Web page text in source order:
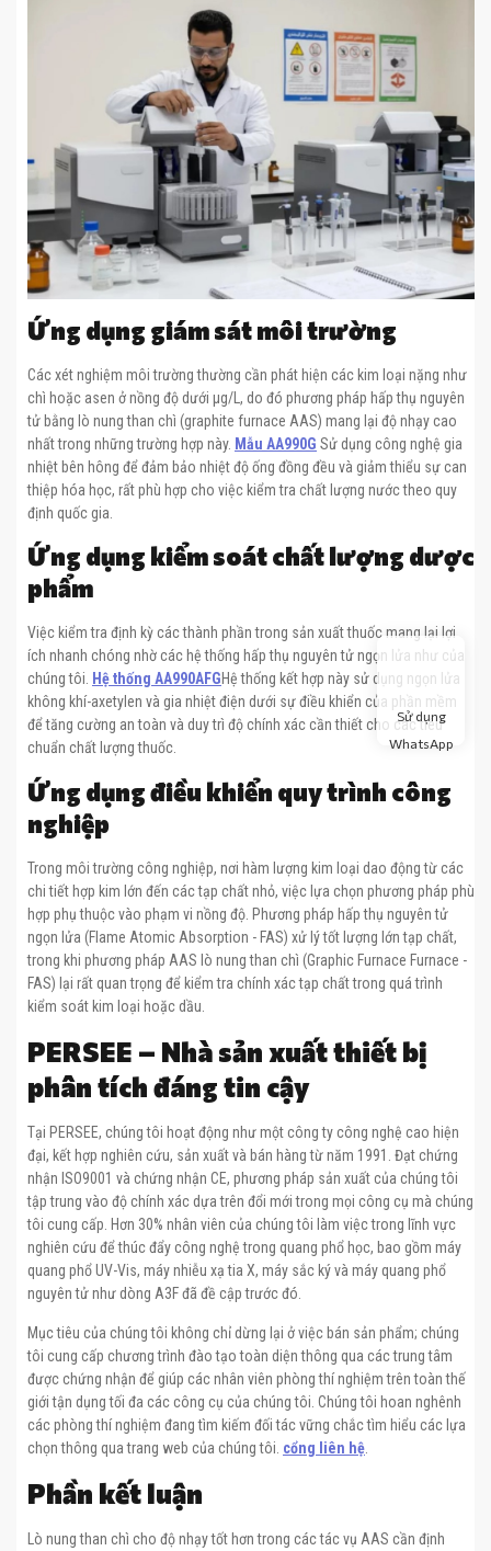
Ứng dụng giám sát môi trường
Các xét nghiệm môi trường thường cần phát hiện các kim loại nặng như
chì hoặc asen ở nồng độ dưới µg/L, do đó phương pháp hấp thụ nguyên
tử bằng lò nung than chì (graphite furnace AAS) mang lại độ nhạy cao
nhất trong những trường hợp này. Mẫu AA990G Sử dụng công nghệ gia
nhiệt bên hông để đảm bảo nhiệt độ ống đồng đều và giảm thiểu sự can
thiệp hóa học, rất phù hợp cho việc kiểm tra chất lượng nước theo quy
định quốc gia.
Ứng dụng kiểm soát chất lượng dược
phẩm
Việc kiểm tra định kỳ các thành phần trong sản xuất thuốc mang lại lợi
ích nhanh chóng nhờ các hệ thống hấp thụ nguyên tử ngọn lửa như của
chúng tôi. Hệ thống AA990AFGHệ thống kết hợp này sử dụng ngọn lửa
không khí-axetylen và gia nhiệt điện dưới sự điều khiển của phần mềm
để tăng cường an toàn và duy trì độ chính xác cần thiết cho các tiêu
chuẩn chất lượng thuốc.
Ứng dụng điều khiển quy trình công
nghiệp
Trong môi trường công nghiệp, nơi hàm lượng kim loại dao động từ các
chi tiết hợp kim lớn đến các tạp chất nhỏ, việc lựa chọn phương pháp phù
hợp phụ thuộc vào phạm vi nồng độ. Phương pháp hấp thụ nguyên tử
ngọn lửa (Flame Atomic Absorption - FAS) xử lý tốt lượng lớn tạp chất,
trong khi phương pháp AAS lò nung than chì (Graphic Furnace Furnace -
FAS) lại rất quan trọng để kiểm tra chính xác tạp chất trong quá trình
kiểm soát kim loại hoặc dầu.
PERSEE – Nhà sản xuất thiết bị
phân tích đáng tin cậy
Tại PERSEE, chúng tôi hoạt động như một công ty công nghệ cao hiện
đại, kết hợp nghiên cứu, sản xuất và bán hàng từ năm 1991. Đạt chứng
nhận ISO9001 và chứng nhận CE, phương pháp sản xuất của chúng tôi
tập trung vào độ chính xác dựa trên đổi mới trong mọi công cụ mà chúng
tôi cung cấp. Hơn 30% nhân viên của chúng tôi làm việc trong lĩnh vực
nghiên cứu để thúc đẩy công nghệ trong quang phổ học, bao gồm máy
quang phổ UV-Vis, máy nhiễu xạ tia X, máy sắc ký và máy quang phổ
nguyên tử như dòng A3F đã đề cập trước đó.
Mục tiêu của chúng tôi không chỉ dừng lại ở việc bán sản phẩm; chúng
tôi cung cấp chương trình đào tạo toàn diện thông qua các trung tâm
được chứng nhận để giúp các nhân viên phòng thí nghiệm trên toàn thế
giới tận dụng tối đa các công cụ của chúng tôi. Chúng tôi hoan nghênh
các phòng thí nghiệm đang tìm kiếm đối tác vững chắc tìm hiểu các lựa
chọn thông qua trang web của chúng tôi. cổng liên hệ
Phần kết luận
Lò nung than chì cho độ nhạy tốt hơn trong các tác vụ AAS cần định
Sử dụng
WhatsApp